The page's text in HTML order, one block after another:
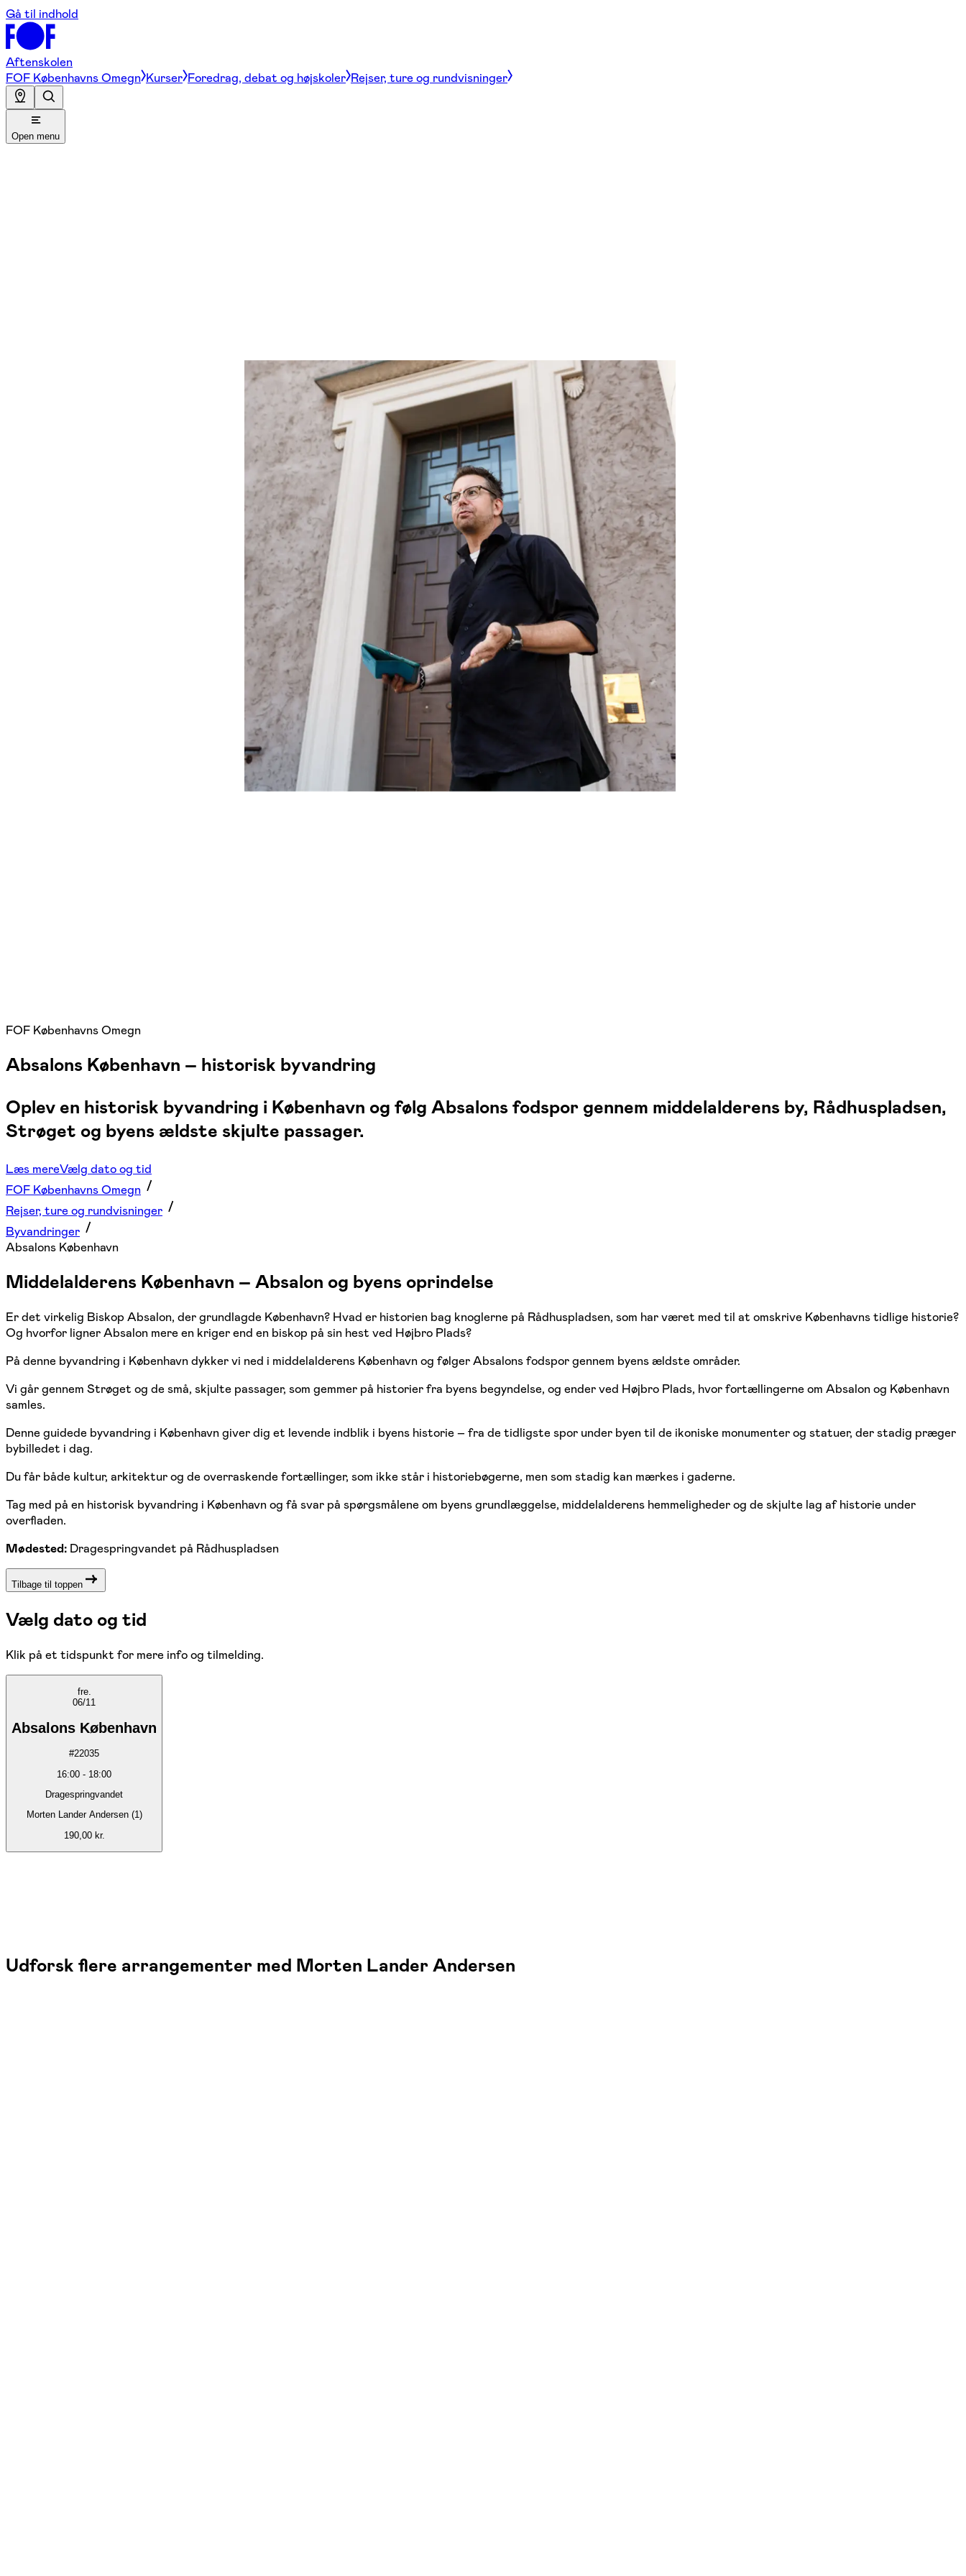
Gå til indhold
Aftenskolen
FOF Københavns Omegn Kurser Foredrag, debat og højskoler Rejser, ture og rundvisninger
Open menu
FOF Københavns Omegn
Absalons København – historisk byvandring
Oplev en historisk byvandring i København og følg Absalons fodspor gennem middelalderens by, Rådhuspladsen,
Strøget og byens ældste skjulte passager.
Læs mereVælg dato og tid
FOF Københavns Omegn
Rejser, ture og rundvisninger
Byvandringer
Absalons København
Middelalderens København – Absalon og byens oprindelse
Er det virkelig Biskop Absalon, der grundlagde København? Hvad er historien bag knoglerne på Rådhuspladsen, som har været med til at omskrive Københavns tidlige historie?
Og hvorfor ligner Absalon mere en kriger end en biskop på sin hest ved Højbro Plads?
På denne byvandring i København dykker vi ned i middelalderens København og følger Absalons fodspor gennem byens ældste områder.
Vi går gennem Strøget og de små, skjulte passager, som gemmer på historier fra byens begyndelse, og ender ved Højbro Plads, hvor fortællingerne om Absalon og København
samles.
Denne guidede byvandring i København giver dig et levende indblik i byens historie – fra de tidligste spor under byen til de ikoniske monumenter og statuer, der stadig præger
bybilledet i dag.
Du får både kultur, arkitektur og de overraskende fortællinger, som ikke står i historiebøgerne, men som stadig kan mærkes i gaderne.
Tag med på en historisk byvandring i København og få svar på spørgsmålene om byens grundlæggelse, middelalderens hemmeligheder og de skjulte lag af historie under
overfladen.
Mødested: Dragespringvandet på Rådhuspladsen
Tilbage til toppen
Vælg dato og tid
Klik på et tidspunkt for mere info og tilmelding.
fre.
06/11
Absalons København
#22035
16:00 - 18:00
Dragespringvandet
Morten Lander Andersen (1)
190,00 kr.
Udforsk flere arrangementer med Morten Lander Andersen